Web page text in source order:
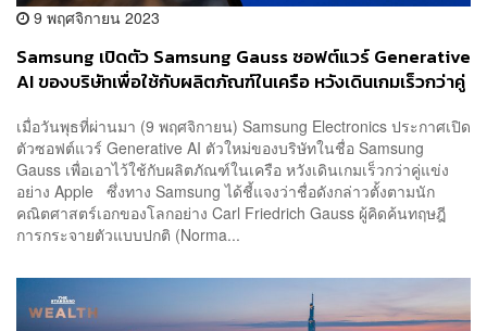
9 พฤศจิกายน 2023
Samsung เปิดตัว Samsung Gauss ซอฟต์แวร์ Generative
AI ของบริษัทเพื่อใช้กับผลิตภัณฑ์ในเครือ หวังเดินเกมเร็วกว่าคู่
เมื่อวันพุธที่ผ่านมา (9 พฤศจิกายน) Samsung Electronics ประกาศเปิด
ตัวซอฟต์แวร์ Generative AI ตัวใหม่ของบริษัทในชื่อ Samsung
Gauss เพื่อเอาไว้ใช้กับผลิตภัณฑ์ในเครือ หวังเดินเกมเร็วกว่าคู่แข่ง
อย่าง Apple ซึ่งทาง Samsung ได้ชี้แจงว่าชื่อดังกล่าวตั้งตามนัก
คณิตศาสตร์เอกของโลกอย่าง Carl Friedrich Gauss ผู้คิดค้นทฤษฎี
การกระจายตัวแบบปกติ (Norma...